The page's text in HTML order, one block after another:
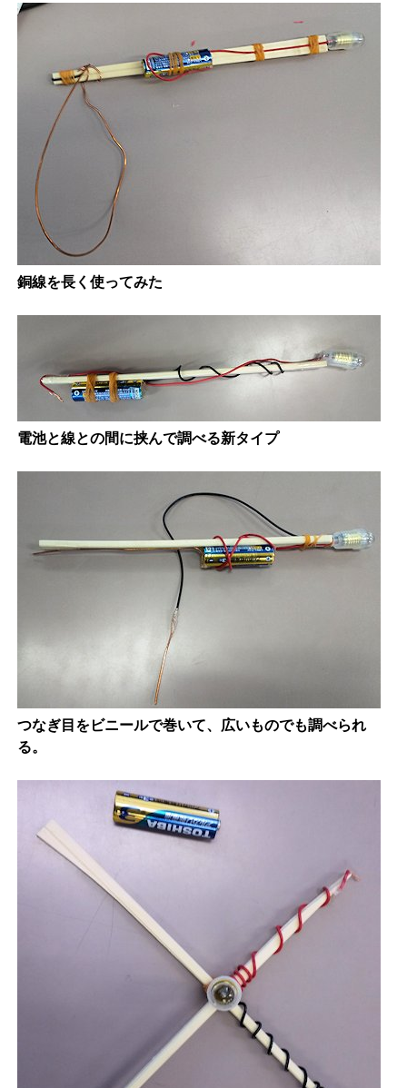
銅線を長く使ってみた
電池と線との間に挟んで調べる新タイプ
つなぎ目をビニールで巻いて、広いものでも調べられ
る。